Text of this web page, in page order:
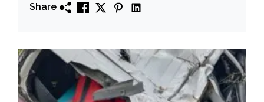
Share